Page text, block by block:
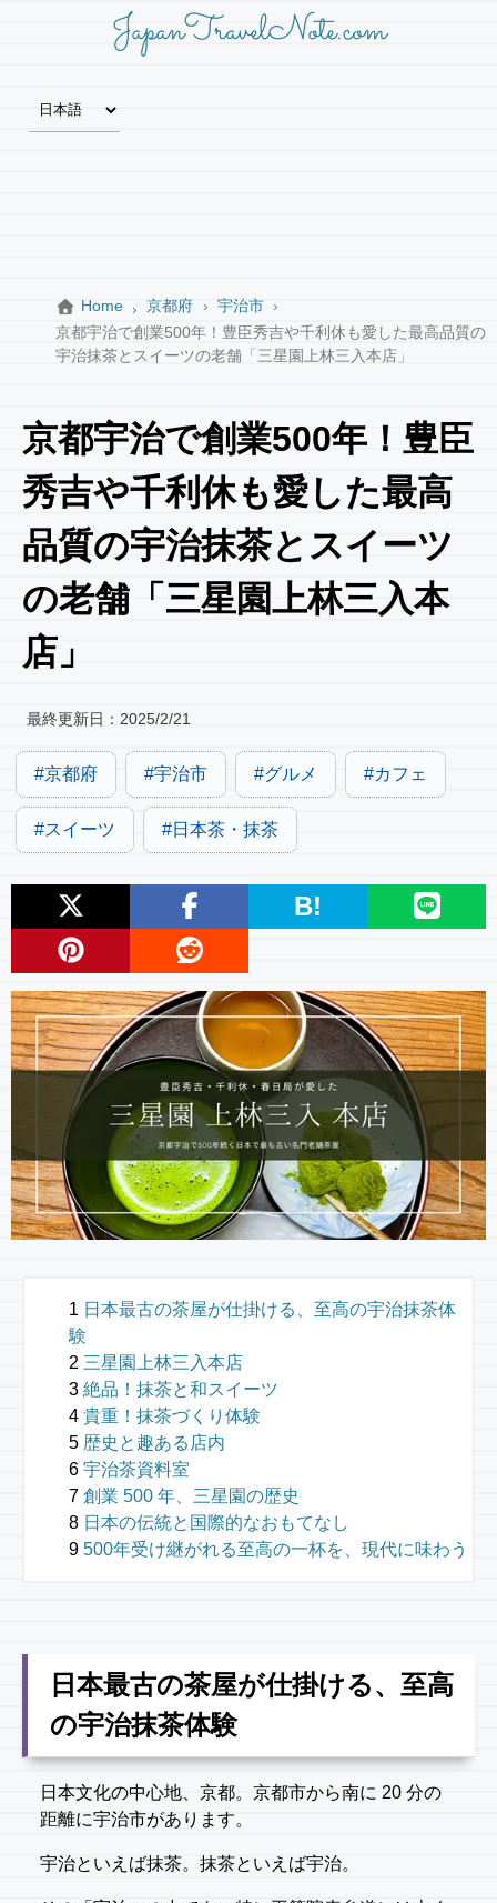
JapanTravelNote.com
Home 京都府
宇治市
京都宇治で創業500年！豊臣秀吉や千利休も愛した最高品質の
宇治抹茶とスイーツの老舗「三星園上林三入本店」
京都宇治で創業500年！豊臣
秀吉や千利休も愛した最高
品質の宇治抹茶とスイーツ
の老舗「三星園上林三入本
店」
最終更新日： 2025/2/21
京都府 宇治市 グルメ カフェ
スイーツ 日本茶・抹茶
B!
日本最古の茶屋が仕掛ける、至高の宇治抹茶体
験
三星園上林三入本店
絶品！抹茶と和スイーツ
貴重！抹茶づくり体験
歴史と趣ある店内
宇治茶資料室
創業 500 年、三星園の歴史
日本の伝統と国際的なおもてなし
500年受け継がれる至高の一杯を、現代に味わう
日本最古の茶屋が仕掛ける、至高
の宇治抹茶体験
日本文化の中心地、京都。京都市から南に 20 分の
距離に宇治市があります。
宇治といえば抹茶。抹茶といえば宇治。